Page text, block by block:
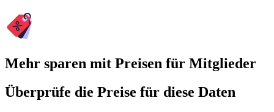
Mehr sparen mit Preisen für Mitglieder
Überprüfe die Preise für diese Daten